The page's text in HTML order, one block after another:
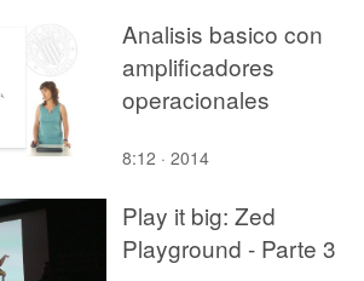
Analisis basico con
amplificadores
operacionales
8:12 · 2014
Play it big: Zed
Playground - Parte 3